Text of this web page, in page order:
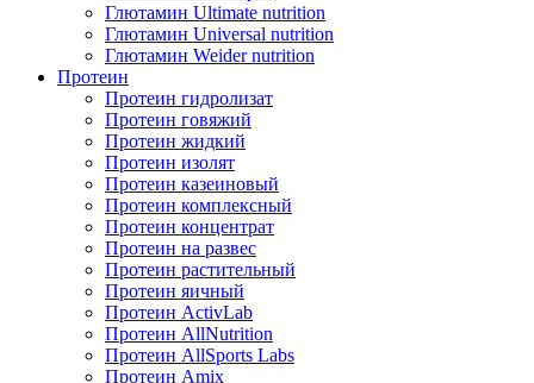
Глютамин Ultimate nutrition
Глютамин Universal nutrition
Глютамин Weider nutrition
Протеин
Протеин гидролизат
Протеин говяжий
Протеин жидкий
Протеин изолят
Протеин казеиновый
Протеин комплексный
Протеин концентрат
Протеин на развес
Протеин растительный
Протеин яичный
Протеин ActivLab
Протеин AllNutrition
Протеин AllSports Labs
Протеин Amix